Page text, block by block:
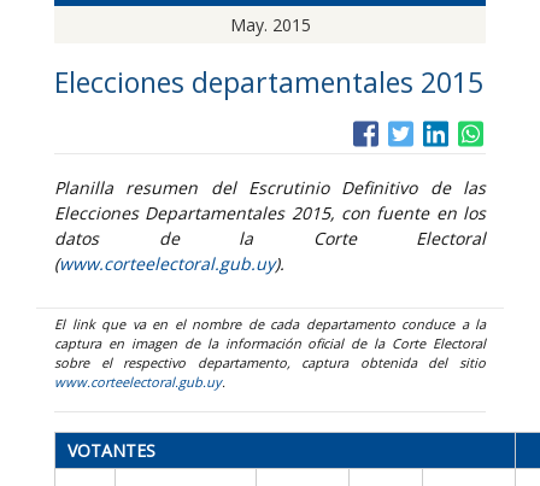
May. 2015
Elecciones departamentales 2015
Planilla resumen del Escrutinio Definitivo de las
Elecciones Departamentales 2015, con fuente en los
datos de la Corte Electoral
(www.corteelectoral.gub.uy).
El link que va en el nombre de cada departamento conduce a la
captura en imagen de la información oficial de la Corte Electoral
sobre el respectivo departamento, captura obtenida del sitio
www.corteelectoral.gub.uy.
VOTANTES